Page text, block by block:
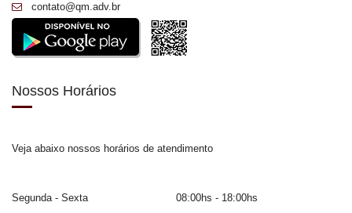
contato@qm.adv.br
Nossos Horários
Veja abaixo nossos horários de atendimento
Segunda - Sexta
08:00hs - 18:00hs